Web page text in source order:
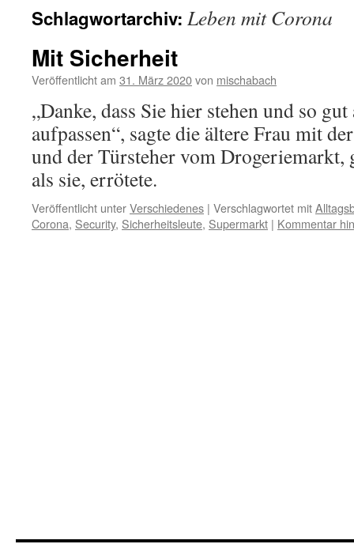
Schlagwortarchiv: Leben mit Corona
Mit Sicherheit
Veröffentlicht am 31. März 2020von mischabach
„Danke, dass Sie hier stehen und so
aufpassen“, sagte die ältere Frau mit
und der Türsteher vom Drogeriemarkt,
als sie, errötete.
Veröffentlicht unterVerschiedenes | Verschlagwortet mit
Corona, Security, Sicherheitsleute, Supermarkt | Kommentar